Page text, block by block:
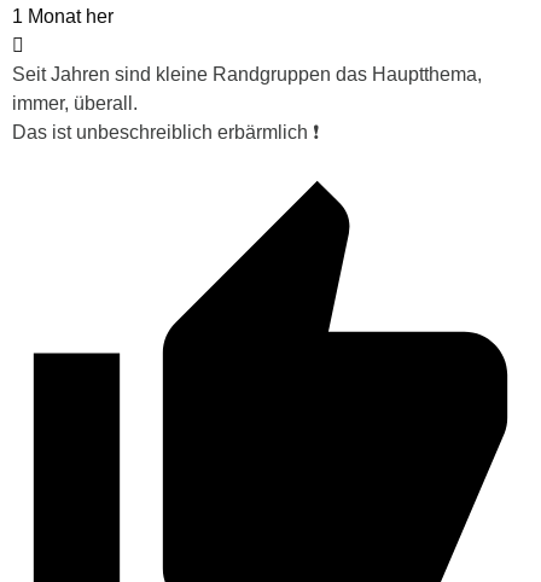
1 Monat her
Seit Jahren sind kleine Randgruppen das Hauptthema,
immer, überall.
Das ist unbeschreiblich erbärmlich ❗